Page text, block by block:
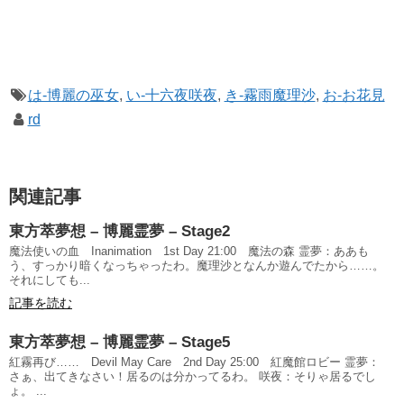
は-博麗の巫女, い-十六夜咲夜, き-霧雨魔理沙, お-お花見
rd
関連記事
東方萃夢想 – 博麗霊夢 – Stage2
魔法使いの血 Inanimation 1st Day 21:00 魔法の森 霊夢：ああも
う、すっかり暗くなっちゃったわ。魔理沙となんか遊んでたから……。
それにしても...
記事を読む
東方萃夢想 – 博麗霊夢 – Stage5
紅霧再び…… Devil May Care 2nd Day 25:00 紅魔館ロビー 霊夢：
さぁ、出てきなさい！居るのは分かってるわ。 咲夜：そりゃ居るでし
ょ。 ...